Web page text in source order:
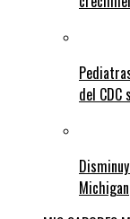
del CDC
Michigan